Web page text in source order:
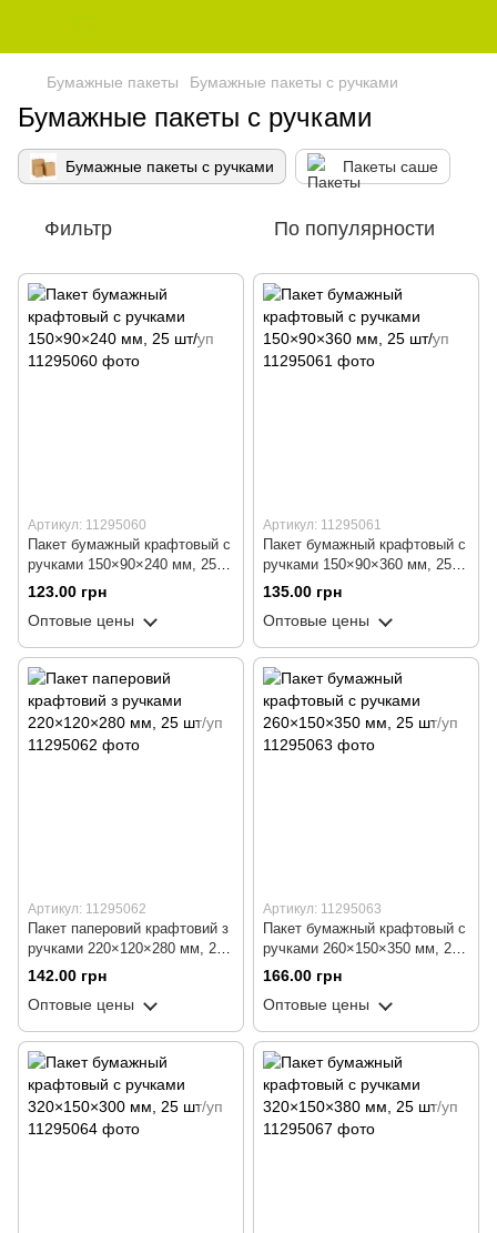
Бумажные пакеты Бумажные пакеты с ручками
Бумажные пакеты с ручками
Бумажные пакеты с ручками Пакеты саше
Фильтр По популярности
Артикул: 11295060
Пакет бумажный крафтовый с
ручками 150×90×240 мм, 25
шт/уп
123.00 грн
Оптовые цены
Артикул: 11295061
Пакет бумажный крафтовый с
ручками 150×90×360 мм, 25
шт/уп
135.00 грн
Оптовые цены
Артикул: 11295062
Пакет паперовий крафтовий з
ручками 220×120×280 мм, 25
шт/уп
142.00 грн
Оптовые цены
Артикул: 11295063
Пакет бумажный крафтовый с
ручками 260×150×350 мм, 25
шт/уп
166.00 грн
Оптовые цены